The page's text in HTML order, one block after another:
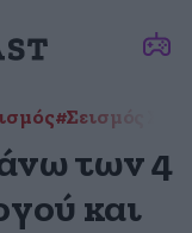
#Σεισμός
άνω των 4
και